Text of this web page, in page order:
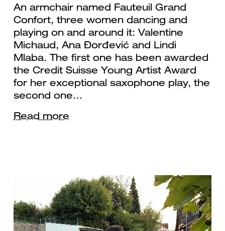
An armchair named Fauteuil Grand
Confort, three women dancing and
playing on and around it: Valentine
Michaud, Ana Đorđević and Lindi
Mlaba. The first one has been awarded
the Credit Suisse Young Artist Award
for her exceptional saxophone play, the
second one…
Read more